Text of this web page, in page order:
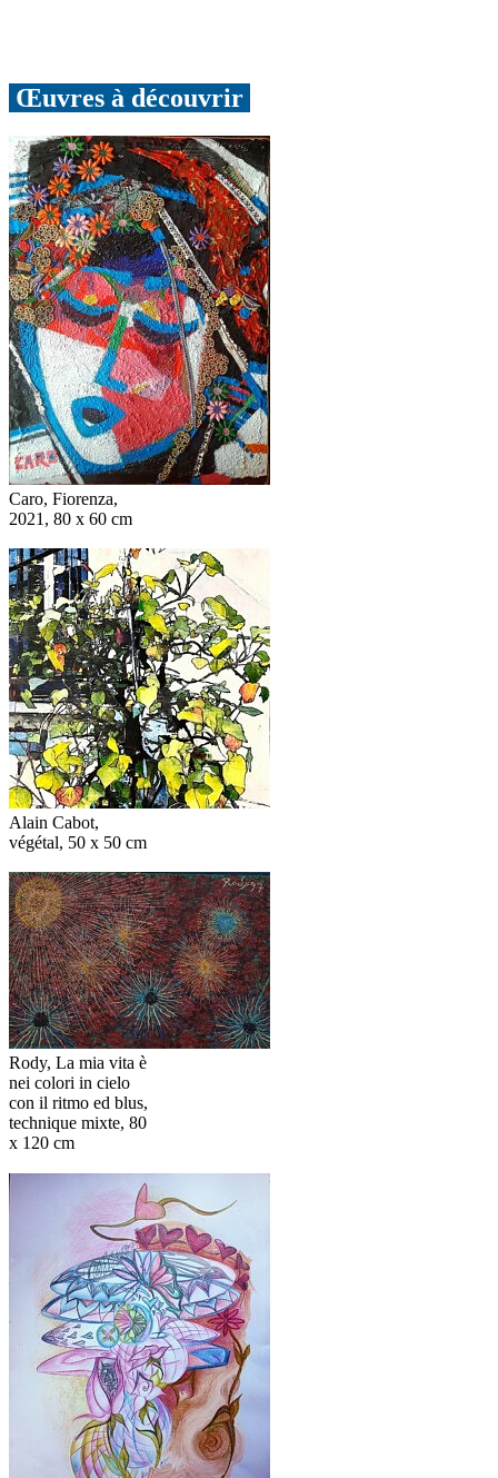
Œuvres à découvrir
Caro, Fiorenza,
2021, 80 x 60 cm
Alain Cabot,
végétal, 50 x 50 cm
Rody, La mia vita è
nei colori in cielo
con il ritmo ed blus,
technique mixte, 80
x 120 cm